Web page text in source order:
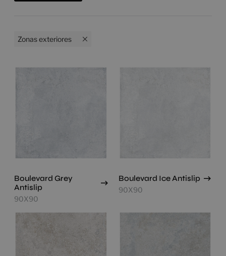
Zonas exteriores
Boulevard Grey
Antislip
90X90
Boulevard Ice Antislip
90X90